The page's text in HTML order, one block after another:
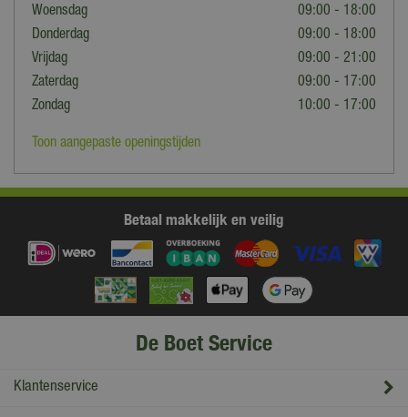
Woensdag
09:00 - 18:00
Donderdag
09:00 - 18:00
Vrijdag
09:00 - 21:00
Zaterdag
09:00 - 17:00
Zondag
10:00 - 17:00
Toon aangepaste openingstijden
Betaal makkelijk en veilig
De Boet Service
Klantenservice